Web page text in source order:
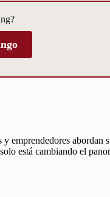
está cambiando el